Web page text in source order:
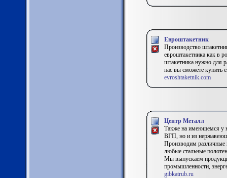
Евроштакетник
Производство
евроштакетника как в
штакетника нужно для
нас вы сможете купить
evroshtaketnik.com
Центр Металл
Также на имеющемся у
ВГП, но и из
Производим различные
любые стальные
Мы выпускаем
промышленности,
gibkatrub.ru